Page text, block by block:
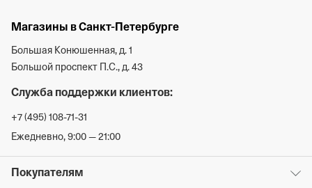
Магазины в Санкт-Петербурге
Большая Конюшенная, д. 1
Большой проспект П.С., д. 43
Служба поддержки клиентов:
+7 (495) 108-71-31
Ежедневно, 9:00 — 21:00
Покупателям